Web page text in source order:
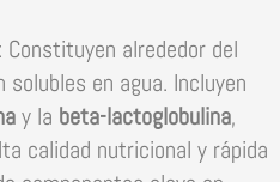
: Constituyen alrededor del
en agua. Incluyen
y la beta-lactoglobulina,
calidad nutricional y rápida